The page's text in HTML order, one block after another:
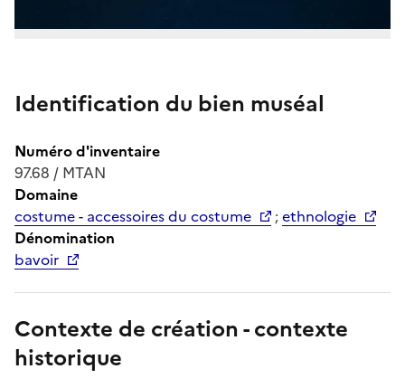
Identification du bien muséal
Numéro d'inventaire
97.68 / MTAN
Domaine
costume - accessoires du costume
;ethnologie
Dénomination
bavoir
Contexte de création - contexte
historique